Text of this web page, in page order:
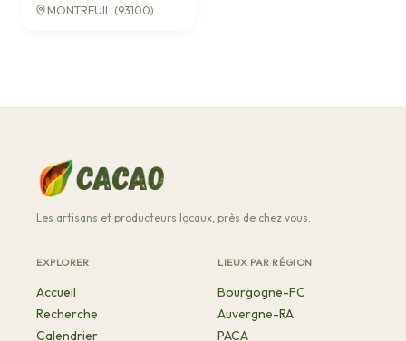
MONTREUIL (93100)
Les artisans et producteurs locaux, près de chez vous.
EXPLORER
Accueil
Recherche
Calendrier
LIEUX PAR RÉGION
Bourgogne-FC
Auvergne-RA
PACA